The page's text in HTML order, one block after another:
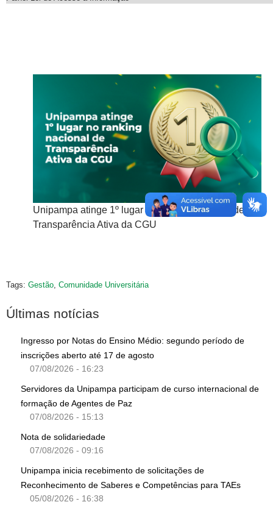
Unipampa atinge 1º lugar no ranking nacional de
Transparência Ativa da CGU
Tags: Gestão Comunidade Universitária
Últimas notícias
Ingresso por Notas do Ensino Médio: segundo período de
inscrições aberto até 17 de agosto
07/08/2026 - 16:23
Servidores da Unipampa participam de curso internacional de
formação de Agentes de Paz
07/08/2026 - 15:13
Nota de solidariedade
07/08/2026 - 09:16
Unipampa inicia recebimento de solicitações de
Reconhecimento de Saberes e Competências para TAEs
05/08/2026 - 16:38